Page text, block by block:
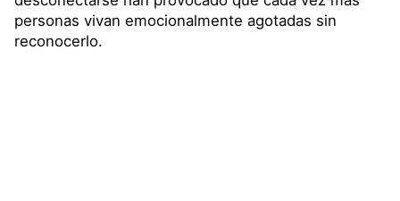
personas vivan emocionalmente agotadas sin
reconocerlo.